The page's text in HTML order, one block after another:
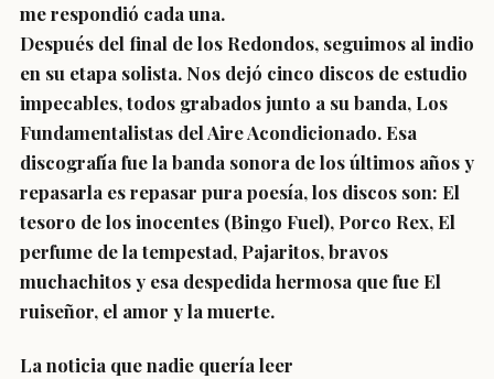
me respondió cada una.
Después del final de los Redondos, seguimos al indio
en su etapa solista. Nos dejó cinco discos de estudio
impecables, todos grabados junto a su banda, Los
Fundamentalistas del Aire Acondicionado. Esa
discografía fue la banda sonora de los últimos años y
repasarla es repasar pura poesía, los discos son: El
tesoro de los inocentes (Bingo Fuel), Porco Rex, El
perfume de la tempestad, Pajaritos, bravos
muchachitos y esa despedida hermosa que fue El
ruiseñor, el amor y la muerte.
La noticia que nadie quería leer